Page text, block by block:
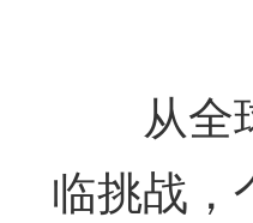
从全球
临挑战，